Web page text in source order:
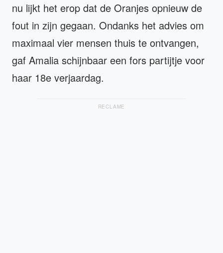
nu lijkt het erop dat de Oranjes opnieuw de
fout in zijn gegaan. Ondanks het advies om
maximaal vier mensen thuis te ontvangen,
gaf Amalia schijnbaar een fors partijtje voor
haar 18e verjaardag.
RECLAME